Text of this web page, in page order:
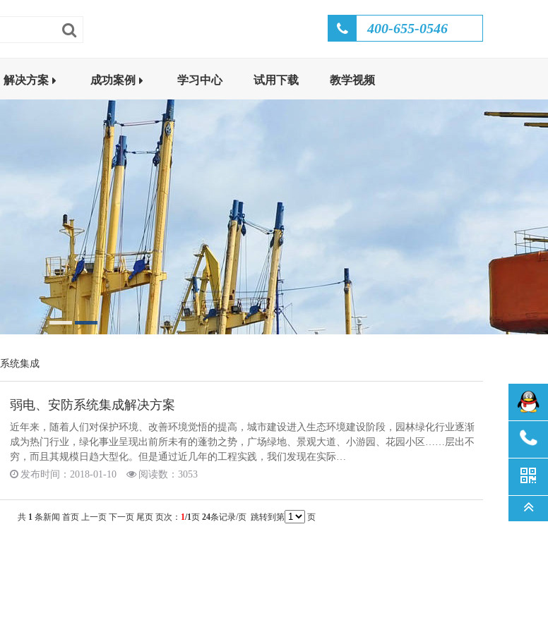
400-655-0546
解决方案 成功案例 学习中心 试用下载 教学视频
系统集成
弱电、安防系统集成解决方案
近年来，随着人们对保护环境、改善环境觉悟的提高，城市建设进入生态环境建设阶段，园林绿化行业逐渐
成为热门行业，绿化事业呈现出前所未有的蓬勃之势，广场绿地、景观大道、小游园、花园小区……层出不
穷，而且其规模日趋大型化。但是通过近几年的工程实践，我们发现在实际…
发布时间：2018-01-10
阅读数：3053
共 1 条新闻 首页 上一页 下一页 尾页 页次： 1/1页 24条记录/页 跳转到第 页